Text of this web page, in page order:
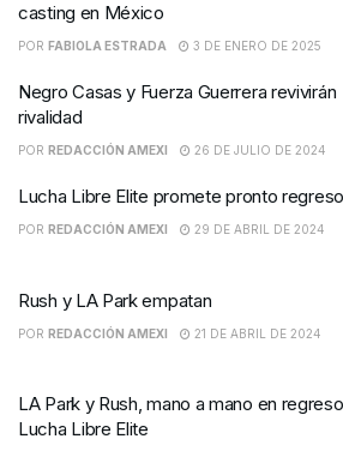
casting en México
POR FABIOLA ESTRADA 3 DE ENERO DE 2025
Negro Casas y Fuerza Guerrera revivirán
rivalidad
POR REDACCIÓN AMEXI 26 DE JULIO DE 2024
Lucha Libre Elite promete pronto regreso
POR REDACCIÓN AMEXI 29 DE ABRIL DE 2024
Rush y LA Park empatan
POR REDACCIÓN AMEXI 21 DE ABRIL DE 2024
LA Park y Rush, mano a mano en
Lucha Libre Elite